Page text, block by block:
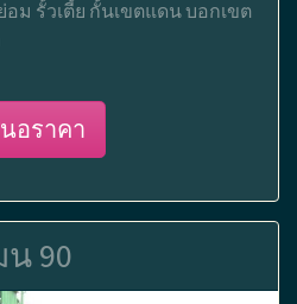
ม รั้วเตี้ย กั้นเขตแดน บอกเขต
อราคา
90